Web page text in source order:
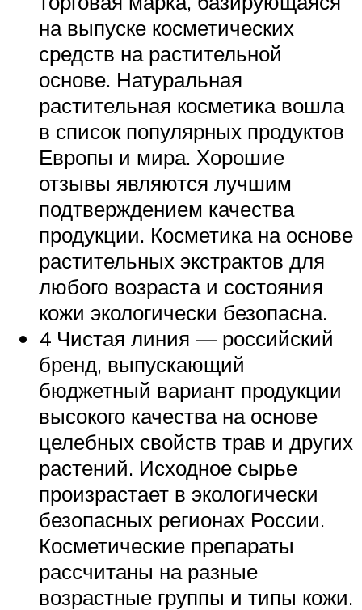
на выпуске косметических
средств на растительной
основе. Натуральная
растительная косметика вошла
в список популярных продуктов
Европы и мира. Хорошие
отзывы являются лучшим
подтверждением качества
продукции. Косметика на основе
растительных экстрактов для
любого возраста и состояния
кожи экологически безопасна.
4 Чистая линия — российский
бренд, выпускающий
бюджетный вариант продукции
высокого качества на основе
целебных свойств трав и других
растений. Исходное сырье
произрастает в экологически
безопасных регионах России.
Косметические препараты
рассчитаны на разные
возрастные группы и типы кожи.